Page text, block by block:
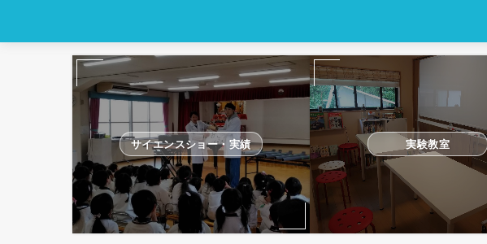
サイエンスショー・実績 実験教室